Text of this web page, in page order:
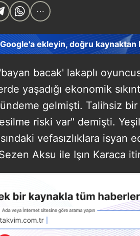
ekleyin, doğru kaynaktan
bacak' lakaplı
yaşadığı ekonomik
gelmişti. Talihsiz
riski var" demişti.
vefasızlıklara isyan
Aksu ile Işın Karaca